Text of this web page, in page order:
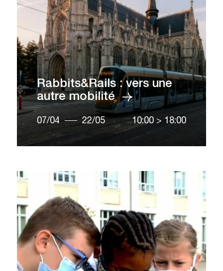
Rabbits&Rails : vers une
autre mobilité
07/04 22/05 10:00 > 18:00